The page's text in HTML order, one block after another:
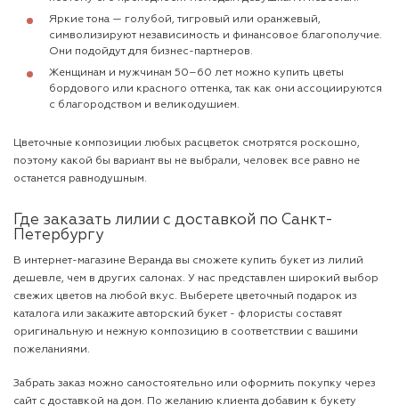
Яркие тона — голубой, тигровый или оранжевый,
символизируют независимость и финансовое благополучие.
Они подойдут для бизнес-партнеров.
Женщинам и мужчинам 50–60 лет можно купить цветы
бордового или красного оттенка, так как они ассоциируются
с благородством и великодушием.
Цветочные композиции любых расцветок смотрятся роскошно,
поэтому какой бы вариант вы не выбрали, человек все равно не
останется равнодушным.
Где заказать лилии с доставкой по Санкт-
Петербургу
В интернет-магазине Веранда вы сможете купить букет из лилий
дешевле, чем в других салонах. У нас представлен широкий выбор
свежих цветов на любой вкус. Выберете цветочный подарок из
каталога или закажите авторский букет - флористы составят
оригинальную и нежную композицию в соответствии с вашими
пожеланиями.
Забрать заказ можно самостоятельно или оформить покупку через
сайт с доставкой на дом. По желанию клиента добавим к букету